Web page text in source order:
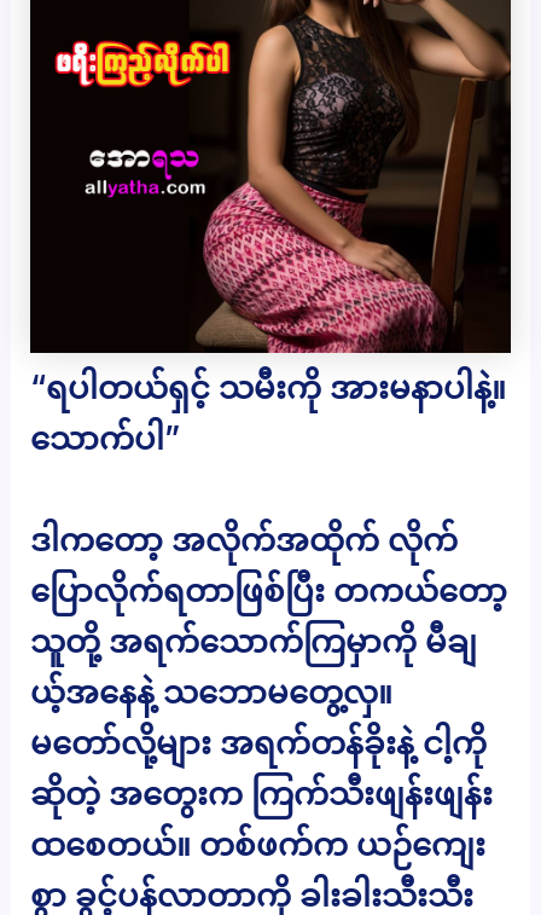
“ရပါတယ်ရှင့် သမီးကို အားမနာပါနဲ့။
သောက်ပါ”
ဒါကတော့ အလိုက်အထိုက် လိုက်
ပြောလိုက်ရတာဖြစ်ပြီး တကယ်တော့
သူတို့ အရက်သောက်ကြမှာကို မီချ
ယ့်အနေနဲ့ သဘောမတွေ့လှ။
မတော်လို့များ အရက်တန်ခိုးနဲ့ ငါ့ကို
ဆိုတဲ့ အတွေးက ကြက်သီးဖျန်းဖျန်း
ထစေတယ်။ တစ်ဖက်က ယဉ်ကျေး
စွာ ခွင့်ပန်လာတာကို ခါးခါးသီးသီး